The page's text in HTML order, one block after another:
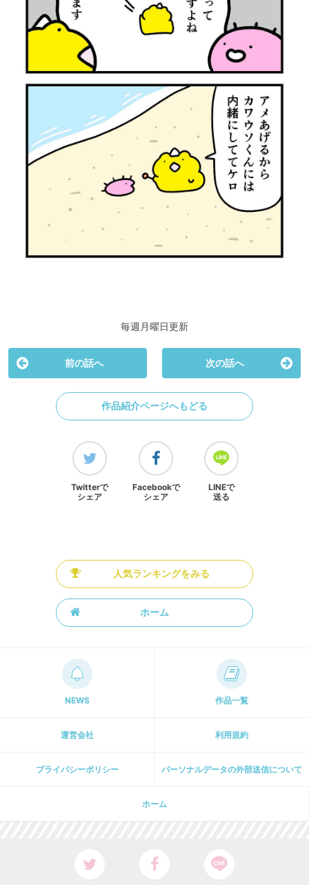
毎週月曜日更新
前の話へ 次の話へ
作品紹介ページへもどる
Twitterで
シェア
Facebookで
シェア
LINEで
送る
人気ランキングをみる
ホーム
NEWS 作品一覧
運営会社 利用規約
プライパシーポリシー パーソナルデータの外部送信について
ホーム